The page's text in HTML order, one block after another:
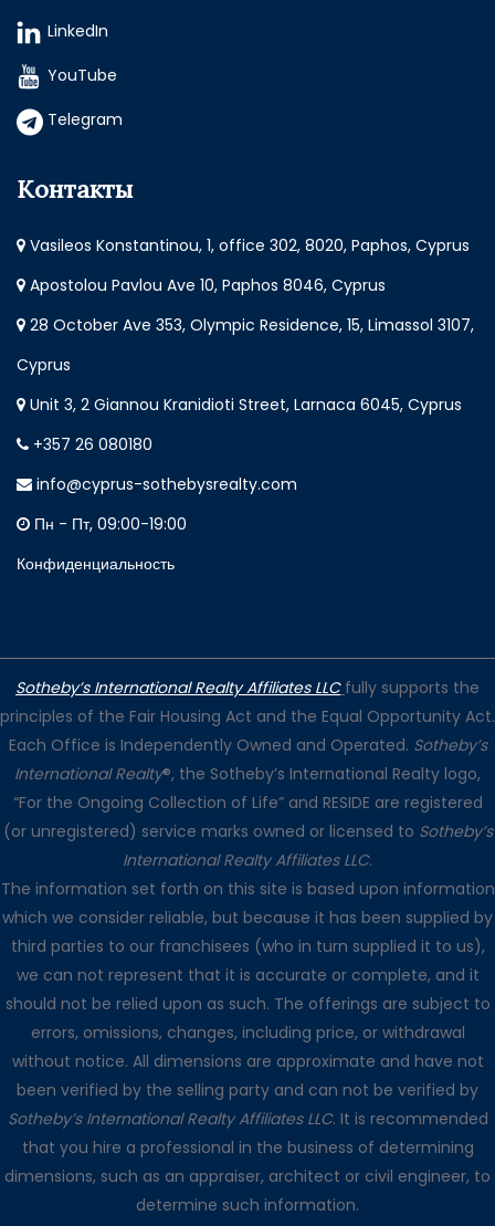
LinkedIn
YouTube
Telegram
Контакты
Vasileos Konstantinou, 1, office 302, 8020, Paphos, Cyprus
Apostolou Pavlou Ave 10, Paphos 8046, Cyprus
28 October Ave 353, Olympic Residence, 15, Limassol 3107,
Cyprus
Unit 3, 2 Giannou Kranidioti Street, Larnaca 6045, Cyprus
+357 26 080180
info@cyprus-sothebysrealty.com
Пн - Пт, 09:00-19:00
Конфиденциальность
Sotheby’s International Realty Affiliates LLC fully supports the
principles of the Fair Housing Act and the Equal Opportunity Act.
Each Office is Independently Owned and Operated. Sotheby’s
International Realty®, the Sotheby’s International Realty logo,
“For the Ongoing Collection of Life” and RESIDE are registered
(or unregistered) service marks owned or licensed to Sotheby’s
International Realty Affiliates LLC.
The information set forth on this site is based upon information
which we consider reliable, but because it has been supplied by
third parties to our franchisees (who in turn supplied it to us),
we can not represent that it is accurate or complete, and it
should not be relied upon as such. The offerings are subject to
errors, omissions, changes, including price, or withdrawal
without notice. All dimensions are approximate and have not
been verified by the selling party and can not be verified by
Sotheby’s International Realty Affiliates LLC. It is recommended
that you hire a professional in the business of determining
dimensions, such as an appraiser, architect or civil engineer, to
determine such information.